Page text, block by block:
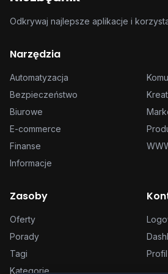
Odkrywaj najlepsze aplikacje i
Narzędzia
Automatyzacja
Bezpieczeństwo
Biurowe
E-commerce
Finanse
Informacje
Zasoby
Oferty
Porady
Tagi
Kategorie
Profil